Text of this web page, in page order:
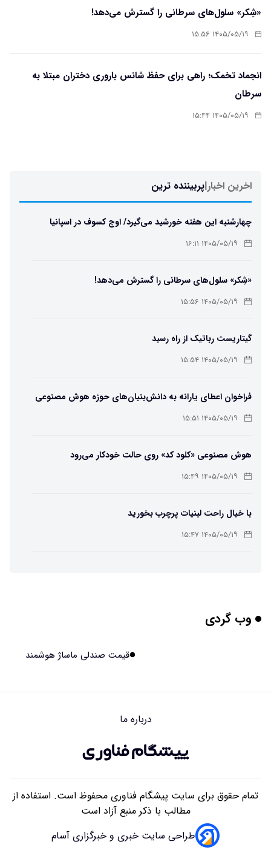
«شِکر» سلول‌های سرطانی را گسترش می‌دهد!
۱۴۰۵/۰۵/۱۹ ۱۵:۵۶
انجماد تخمک؛ راهی برای حفظ شانس باروری دختران مبتلا به
سرطان
۱۴۰۵/۰۵/۱۹ ۱۵:۴۴
اخرین اخبار|پربیننده ترین
چهارشنبه این هفته خورشید می‌گیرد/ اوج کسوف در اسپانیا
۱۴۰۵/۰۵/۱۹ ۱۶:۱۱
«شِکر» سلول‌های سرطانی را گسترش می‌دهد!
۱۴۰۵/۰۵/۱۹ ۱۵:۵۶
گیتاریست رباتیک از راه رسید
۱۴۰۵/۰۵/۱۹ ۱۵:۵۴
فراخوان اعطای یارانه به دانش‌بنیان‌های حوزه هوش مصنوعی
۱۴۰۵/۰۵/۱۹ ۱۵:۵۱
هوش مصنوعی «کلود کد» روی حالت خودکار می‌رود
۱۴۰۵/۰۵/۱۹ ۱۵:۴۹
با خیال راحت لبنیات پرچرب بخورید
۱۴۰۵/۰۵/۱۹ ۱۵:۴۷
انجماد تخمک؛ راهی برای حفظ شانس باروری دختران مبتلا به
کره زمین بعد از فضا چه بویی دارد؟ روایت عجیب فضانوردان!
وب گردی
قیمت صندلی ماساژ هوشمند
درباره ما
تمام حقوق برای سایت پیشگام فناوری محفوظ است. استفاده از
مطالب با ذکر منبع آزاد است
طراحی سایت خبری و خبرگزاری آسام